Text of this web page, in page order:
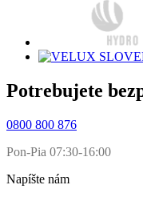
Potrebujete
0800 800 876
Pon-Pia 07:30-16:00
Napíšte nám